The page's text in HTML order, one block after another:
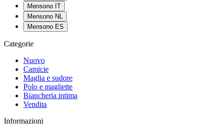
Mensono IT
Mensono NL
Mensono ES
Categorie
Nuovo
Camicie
Maglia e sudore
Polo e magliette
Biancheria intima
Vendita
Informazioni